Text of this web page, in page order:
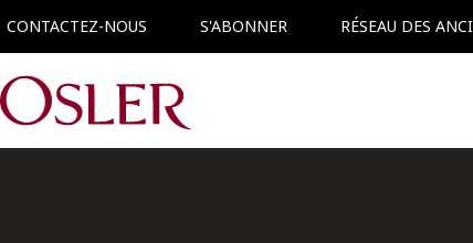
CONTACTEZ-NOUS S'ABONNER RÉSEAU DES
Main Navigation